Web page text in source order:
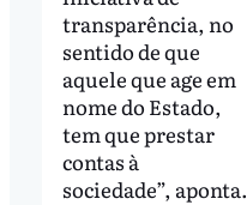
transparência, no
sentido de que
aquele que age em
nome do Estado,
tem que prestar
contas à
sociedade”, aponta.